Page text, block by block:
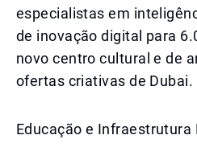
especialistas em
de inovação digital para
novo centro cultural e de
ofertas criativas de Dubai.
Educação e